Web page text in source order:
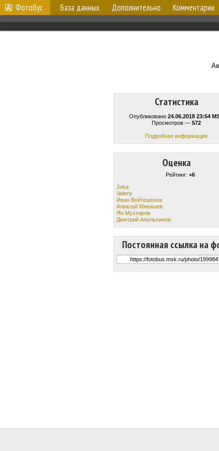
Фотобус База данных Дополнительно Комментарии
Статистика
Опубликовано 24.06.2018 23:54
Просмотров — 572
Подробная информация
Оценка
Рейтинг: +6
Jeka
Valeriy
Иван Войтешонок
Алексей Мякишев
Ян Мухтаров
Дмитрий Апельсинов
Постоянная ссылка на